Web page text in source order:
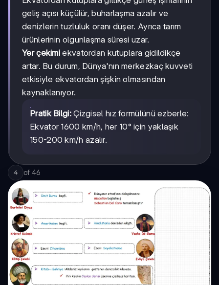
geliş açısı küçülür, buharlaşma azalır ve
denizlerin tuzluluk oranı düşer. Ayrıca tarım
ürünlerinin olgunlaşma süresi uzar.
Yer çekimi ekvatordan kutuplara gidildikçe
artar. Bu durum, Dünya'nın merkezkaç kuvveti
etkisiyle ekvatordan şişkin olmasından
kaynaklanıyor.
Pratik Bilgi:Çizgisel hız formülünü ezberle:
Ekvator 1600 km/h, her 10° için yaklaşık
150-200 km/h azalır.
4 of 46